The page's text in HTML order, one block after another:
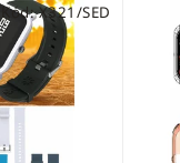
Kód:X321/SED